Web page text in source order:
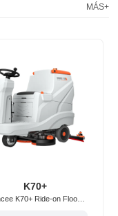
MÁS+
K70+
Chancee K70+ Ride-on Floor Scrubber